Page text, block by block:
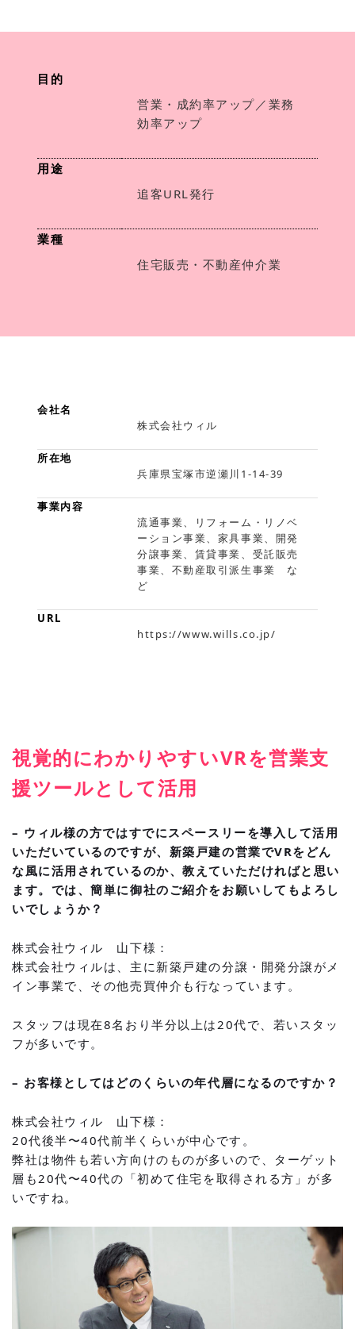
目的
営業・成約率アップ／業務
効率アップ
用途
追客URL発行
業種
住宅販売・不動産仲介業
会社名
株式会社ウィル
所在地
兵庫県宝塚市逆瀬川1-14-39
事業内容
流通事業、リフォーム・リノベ
ーション事業、家具事業、開発
分譲事業、賃貸事業、受託販売
事業、不動産取引派生事業 な
ど
URL
https://www.wills.co.jp/
視覚的にわかりやすいVRを営業支
援ツールとして活用
– ウィル様の方ではすでにスペースリーを導入して活用
いただいているのですが、新築戸建の営業でVRをどん
な風に活用されているのか、教えていただければと思い
ます。では、簡単に御社のご紹介をお願いしてもよろし
いでしょうか？
株式会社ウィル 山下様：
株式会社ウィルは、主に新築戸建の分譲・開発分譲がメ
イン事業で、その他売買仲介も行なっています。
スタッフは現在8名おり半分以上は20代で、若いスタッ
フが多いです。
– お客様としてはどのくらいの年代層になるのですか？
株式会社ウィル 山下様：
20代後半〜40代前半くらいが中心です。
弊社は物件も若い方向けのものが多いので、ターゲット
層も20代〜40代の「初めて住宅を取得される方」が多
いですね。